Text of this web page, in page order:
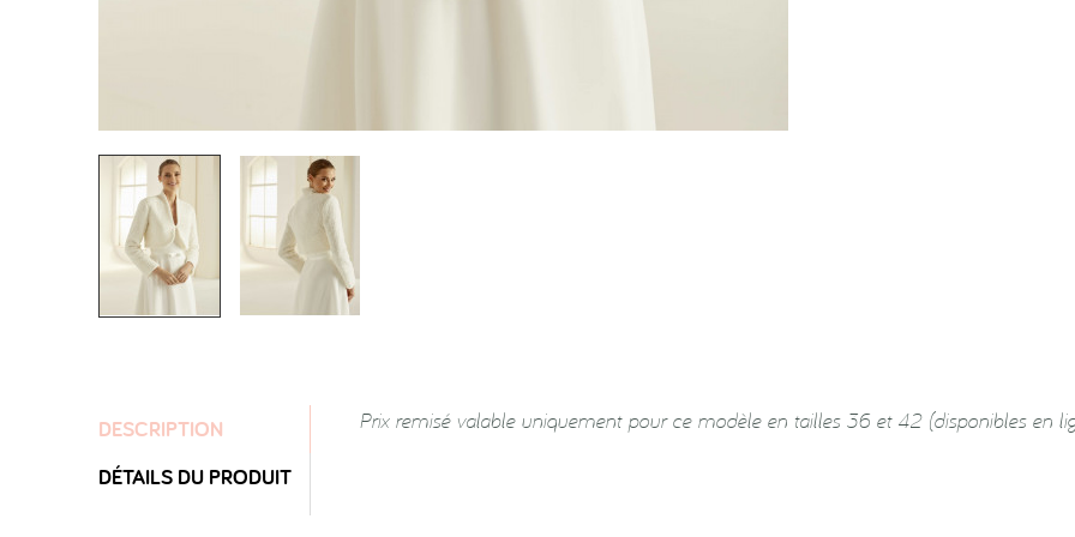
DESCRIPTION
DÉTAILS DU PRODUIT
Prix remisé valable uniquement pour ce modèle en tailles 36 et 42 (disponibles en